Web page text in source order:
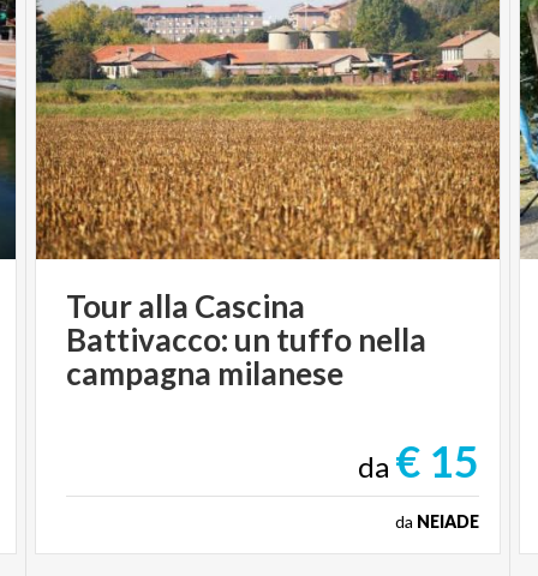
Tour alla Cascina
Battivacco: un tuffo nella
campagna milanese
da € 15
da NEIADE